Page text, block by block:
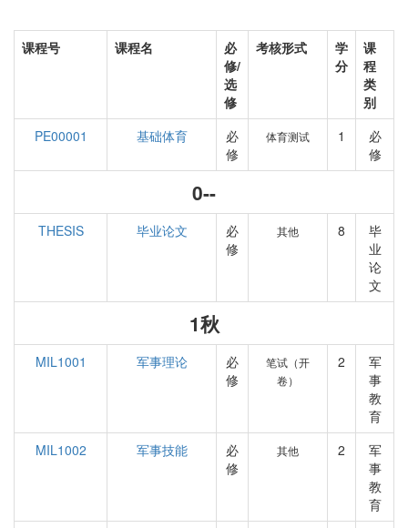
课程号 课程名
必
修/
选
修
考核形式
学
分
课
程
类
别
PE00001
基础体育
必
修
体育测试 1
必
修
0--
THESIS 毕业论文
必
修
其他 8
毕
业
论
文
1秋
MIL1001 军事理论
必
修
笔试（开
卷）
2
军
事
教
育
MIL1002
军事技能
必
修
其他 2
军
事
教
育